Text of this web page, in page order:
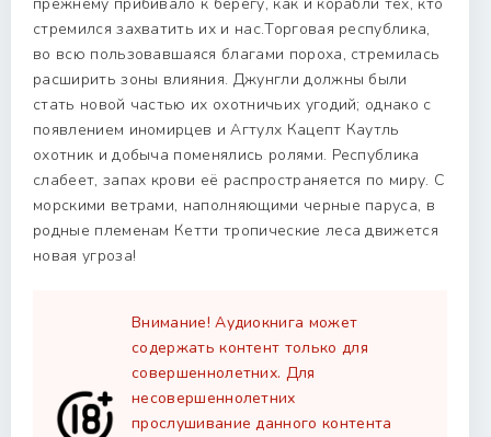
стремился захватить их и нас.Торговая республика,
во всю пользовавшаяся благами пороха, стремилась
расширить зоны влияния. Джунгли должны были
стать новой частью их охотничьих угодий; однако с
появлением иномирцев и Агтулх Кацепт Каутль
охотник и добыча поменялись ролями. Республика
слабеет, запах крови её распространяется по миру. С
морскими ветрами, наполняющими черные паруса, в
родные племенам Кетти тропические леса движется
новая угроза!
Внимание! Аудиокнига может
содержать контент только для
совершеннолетних. Для
несовершеннолетних
прослушивание данного контента